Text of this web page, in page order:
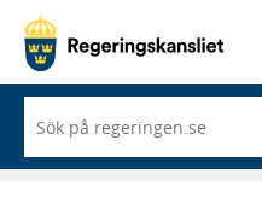
du
börjar
skriva